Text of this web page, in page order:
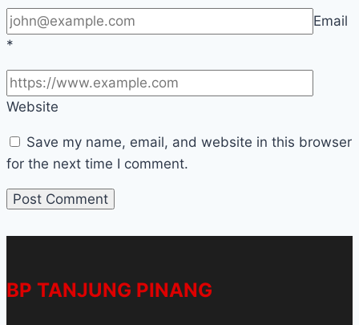
Email
*
Website
Save my name, email, and website in this browser
for the next time I comment.
BP TANJUNG PINANG